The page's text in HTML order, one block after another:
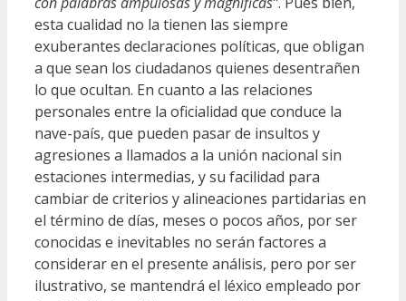
esta cualidad no la tienen las siempre
exuberantes declaraciones políticas, que obligan
a que sean los ciudadanos quienes desentrañen
lo que ocultan. En cuanto a las relaciones
personales entre la oficialidad que conduce la
nave-país, que pueden pasar de insultos y
agresiones a llamados a la unión nacional sin
estaciones intermedias, y su facilidad para
cambiar de criterios y alineaciones partidarias en
el término de días, meses o pocos años, por ser
conocidas e inevitables no serán factores a
considerar en el presente análisis, pero por ser
ilustrativo, se mantendrá el léxico empleado por